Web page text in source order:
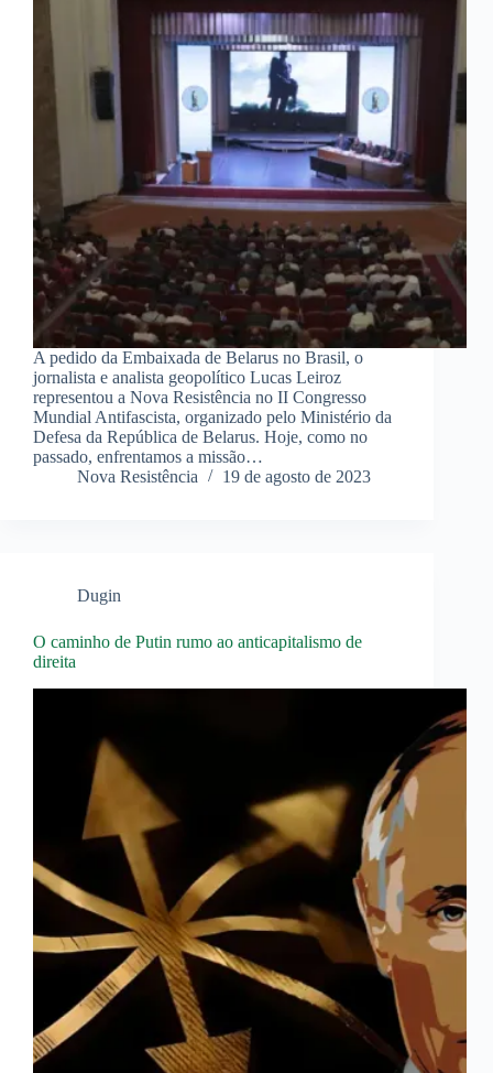
A pedido da Embaixada de Belarus no Brasil, o
jornalista e analista geopolítico Lucas Leiroz
representou a Nova Resistência no II Congresso
Mundial Antifascista, organizado pelo Ministério da
Defesa da República de Belarus. Hoje, como no
passado, enfrentamos a missão…
Nova Resistência
19 de agosto de 2023
Dugin
O caminho de Putin rumo ao anticapitalismo de
direita